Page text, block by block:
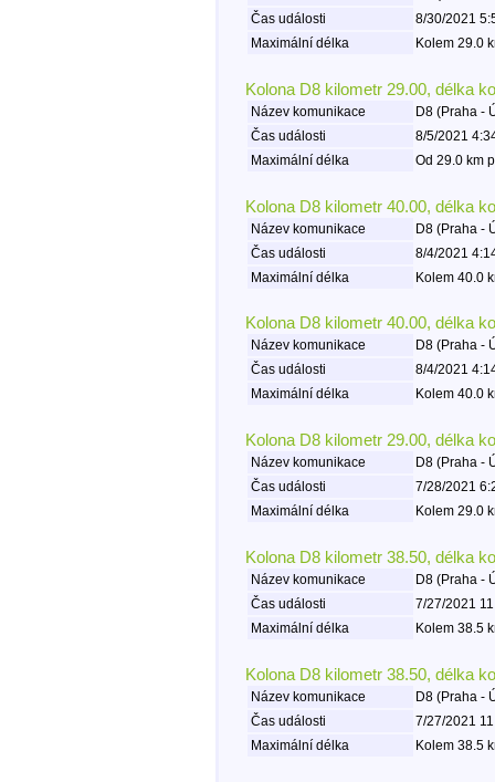
Čas události
8/30/2021
Maximální délka
Kolem 29.0
Kolona D8 kilometr 29.00, délka
Název komunikace
D8 (Praha -
Čas události
8/5/2021
Maximální délka
Od 29.0 km
Kolona D8 kilometr 40.00, délka
Název komunikace
D8 (Praha -
Čas události
8/4/2021
Maximální délka
Kolem 40.0
Kolona D8 kilometr 40.00, délka
Název komunikace
D8 (Praha -
Čas události
8/4/2021
Maximální délka
Kolem 40.0
Kolona D8 kilometr 29.00, délka
Název komunikace
D8 (Praha -
Čas události
7/28/2021
Maximální délka
Kolem 29.0
Kolona D8 kilometr 38.50, délka
Název komunikace
D8 (Praha -
Čas události
7/27/2021
Maximální délka
Kolem 38.5
Kolona D8 kilometr 38.50, délka
Název komunikace
D8 (Praha -
Čas události
7/27/2021
Maximální délka
Kolem 38.5